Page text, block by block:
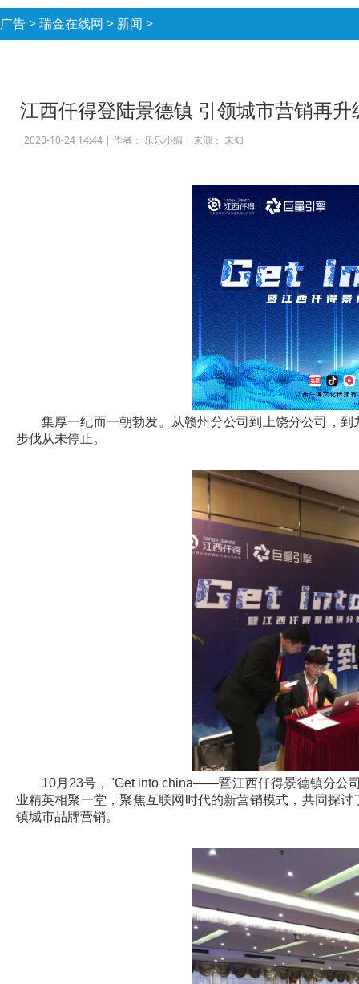
广告>瑞金在线网 > 新闻 >
江西仟得登陆景德镇 引领城市营销再升
2020-10-24 14:44 | 作者： 乐乐小编 | 来源： 未知
集厚一纪而一朝勃发。从赣州分公司到上饶分公司，
步伐从未停止。
10月23号，"Get into china——暨江西仟得景德镇分公
业精英相聚一堂，聚焦互联网时代的新营销模式，共同探
镇城市品牌营销。